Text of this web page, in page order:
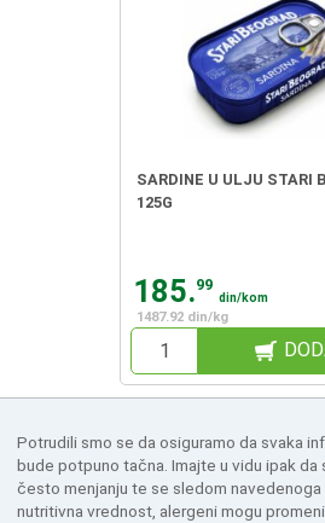
SARDINE U ULJU STARI
125G
185.99
din/kom
1487.92 din/kg
Potrudili smo se da osiguramo da svaka
bude potpuno tačna. Imajte u vidu ipak
često menjanju te se sledom
nutritivna vrednost, alergeni mogu